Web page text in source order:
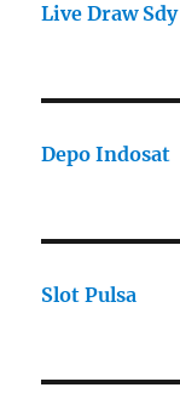
Live Draw Sdy
Depo Indosat
Slot Pulsa